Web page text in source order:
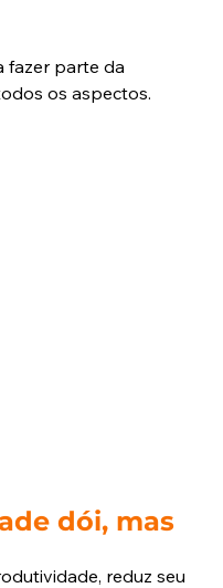
fazer parte da
os aspectos.
dói, mas
reduz seu